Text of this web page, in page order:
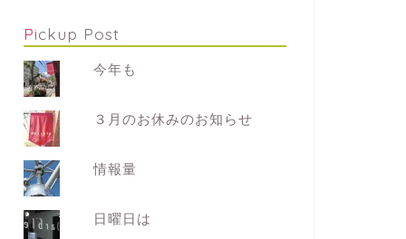
Pickup Post
今年も
３月のお休みのお知らせ
情報量
日曜日は